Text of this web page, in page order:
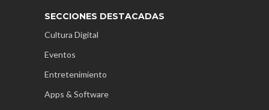
SECCIONES DESTACADAS
Cultura Digital
Eventos
Entretenimiento
Apps & Software